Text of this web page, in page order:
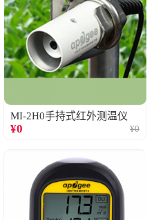
MI-2H0手持式红外测温仪
¥0 ¥0